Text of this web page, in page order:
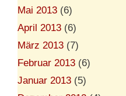
Mai 2013 (6)
April 2013 (6)
März 2013 (7)
Februar 2013 (6)
Januar 2013 (5)